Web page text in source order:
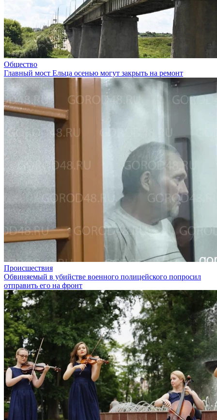
Общество
Главный мост Ельца осенью могут закрыть на ремонт
Происшествия
Обвиняемый в убийстве военного полицейского попросил
отправить его на фронт